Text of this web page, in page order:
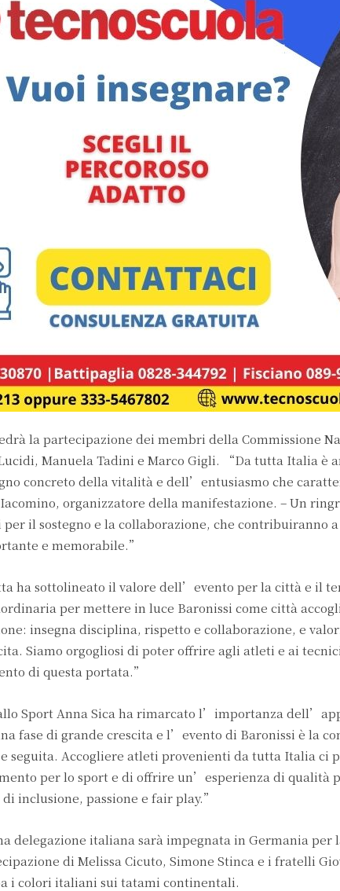
la partecipazione dei membri della Commissione
Manuela Tadini e Marco Gigli. “Da tutta Italia è
concreto della vitalità e dell’entusiasmo che
organizzatore della manifestazione. – Un
per il sostegno e la collaborazione, che contribuiranno
e memorabile.”
ha sottolineato il valore dell’evento per la città e il
per mettere in luce Baronissi come città
insegna disciplina, rispetto e collaborazione, e
Siamo orgogliosi di poter offrire agli atleti e ai
di questa portata.”
Sport Anna Sica ha rimarcato l’importanza
fase di grande crescita e l’evento di Baronissi è la
seguita. Accogliere atleti provenienti da tutta Italia ci
per lo sport e di offrire un’esperienza di qualità
inclusione, passione e fair play.”
delegazione italiana sarà impegnata in Germania per
di Melissa Cicuto, Simone Stinca e i fratelli
i colori italiani sui tatami continentali.